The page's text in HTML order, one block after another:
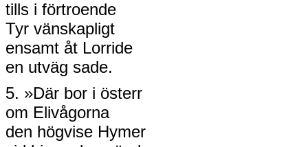
tills i förtroende
Tyr vänskapligt
ensamt åt Lorride
en utväg sade.
5. »Där bor i österr
om Elivågorna
den högvise Hymer